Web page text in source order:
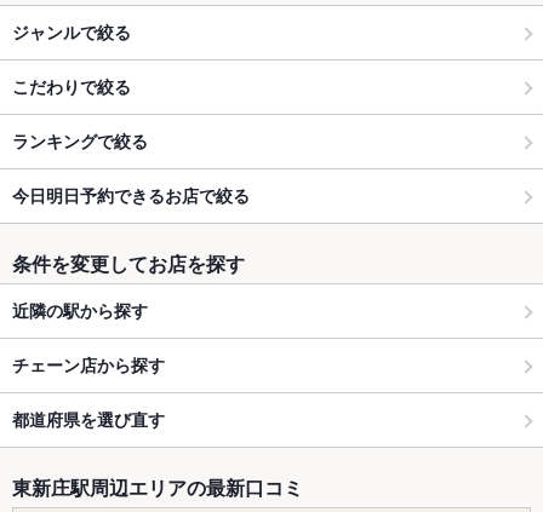
ジャンルで絞る
こだわりで絞る
ランキングで絞る
今日明日予約できるお店で絞る
条件を変更してお店を探す
近隣の駅から探す
チェーン店から探す
都道府県を選び直す
東新庄駅周辺エリアの最新口コミ